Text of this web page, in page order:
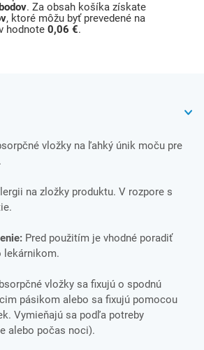
. Za obsah košíka získate
, ktoré môžu byť prevedené na
hodnote 0,06 €.
vložky na ľahký únik moču pre
na zložky produktu. V rozpore s
Pred použitím je vhodné poradiť
lekárnikom.
vložky sa fixujú o spodnú
pásikom alebo sa fixujú pomocou
Vymieňajú sa podľa potreby
alebo počas noci).